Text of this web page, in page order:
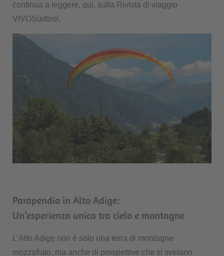
continua a leggere, qui, sulla Rivista di viaggio
VIVOSüdtirol.
Parapendio in Alto Adige:
Un’esperienza unica tra cielo e montagne
L’Alto Adige non è solo una terra di montagne
mozzafiato, ma anche di prospettive che si svelano